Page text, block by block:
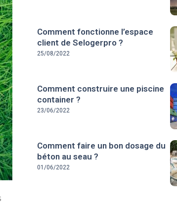
Comment fonctionne l’espace
client de Selogerpro ?
25/08/2022
Comment construire une piscine
container ?
23/06/2022
Comment faire un bon dosage du
béton au seau ?
01/06/2022